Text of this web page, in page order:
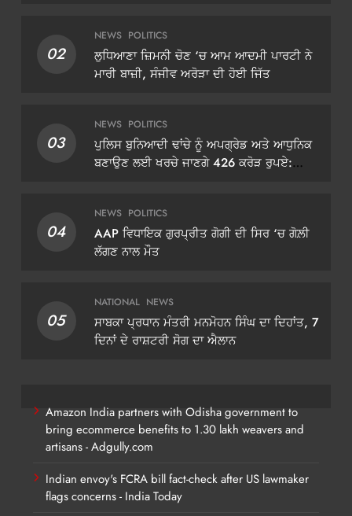
02
NEWS POLITICS
ਲੁਧਿਆਣਾ ਜ਼ਿਮਨੀ ਚੋਣ ‘ਚ ਆਮ ਆਦਮੀ ਪਾਰਟੀ ਨੇ
ਮਾਰੀ ਬਾਜ਼ੀ, ਸੰਜੀਵ ਅਰੋੜਾ ਦੀ ਹੋਈ ਜਿੱਤ
03
NEWS POLITICS
ਪੁਲਿਸ ਬੁਨਿਆਦੀ ਢਾਂਚੇ ਨੂੰ ਅਪਗ੍ਰੇਡ ਅਤੇ ਆਧੁਨਿਕ
ਬਣਾਉਣ ਲਈ ਖਰਚੇ ਜਾਣਗੇ 426 ਕਰੋੜ ਰੁਪਏ:
04
NEWS POLITICS
AAP ਵਿਧਾਇਕ ਗੁਰਪ੍ਰੀਤ ਗੋਗੀ ਦੀ ਸਿਰ ‘ਚ ਗੋਲ਼ੀ
ਲੱਗਣ ਨਾਲ ਮੌਤ
05
NATIONAL NEWS
ਸਾਬਕਾ ਪ੍ਰਧਾਨ ਮੰਤਰੀ ਮਨਮੋਹਨ ਸਿੰਘ ਦਾ ਦਿਹਾਂਤ, 7
ਦਿਨਾਂ ਦੇ ਰਾਸ਼ਟਰੀ ਸੋਗ ਦਾ ਐਲਾਨ
Amazon India partners with Odisha government to
bring ecommerce benefits to 1.30 lakh weavers and
artisans - Adgully.com
Indian envoy's FCRA bill fact-check after US lawmaker
flags concerns - India Today